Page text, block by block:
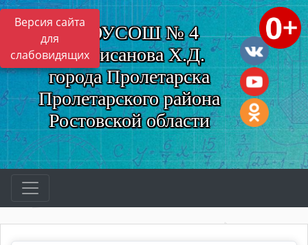
Версия сайта
для
слабовидящих
МБОУСОШ № 4
им. Нисанова Х.Д.
города Пролетарска
Пролетарского района
Ростовской области